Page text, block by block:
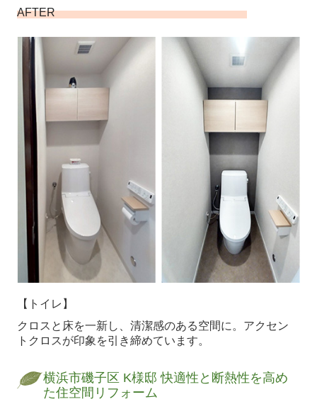
AFTER
【トイレ】
クロスと床を一新し、清潔感のある空間に。 アクセン
トクロスが印象を引き締めています。
横浜市磯子区 K様邸 快適性と断熱性を高め
た住空間リフォーム